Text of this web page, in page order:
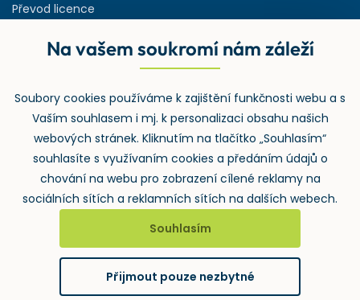
Převod licence
Rejstřík používaných zkratek v odpadech
Zpětný odběr
Wolters Kluwer ČR, a.s., U nákladového nádraží 3265/10,
130 00 Praha 3 – Strašnice
GDPR
Cookies Notifikace
Na vašem soukromí nám záleží
Soubory cookies používáme k zajištění funkčnosti webu a s
Vaším souhlasem i mj. k personalizaci obsahu našich
webových stránek. Kliknutím na tlačítko „Souhlasím“
souhlasíte s využívaním cookies a předáním údajů o
chování na webu pro zobrazení cílené reklamy na
sociálních sítích a reklamních sítích na dalších webech.
Souhlasím
Přijmout pouze nezbytné